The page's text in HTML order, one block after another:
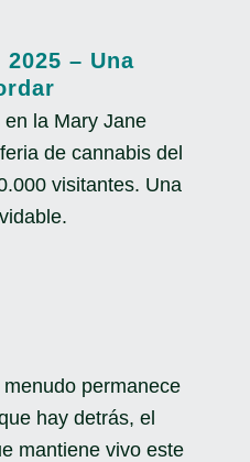
– Una
la Mary Jane
de cannabis del
visitantes. Una
permanece
hay detrás, el
mantiene vivo este